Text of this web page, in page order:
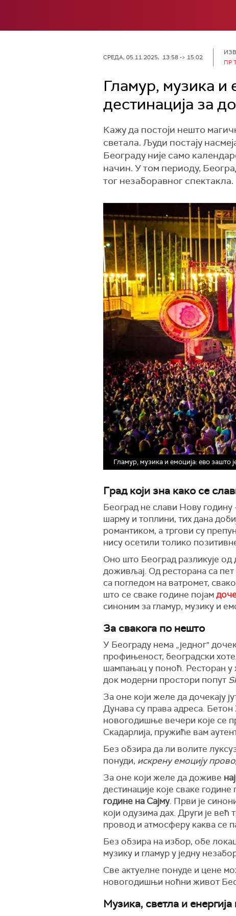
СРЕДА, 05.11.2025, 13:58 -> 15:02
ПР
Гламур, музика и
дестинација за
Кажу да постоји нешто
светала. Људи постају
Београду није само
начин. У том периоду,
тог незаборавног спектакла.
Гламур, музика и емоција: ево зашто
Град који зна како се
Београд не слави Нову
шарму и топлини, тих дана
романтиком, а тргови су
нису осетили толико
Оно што Београд разликује од
доживљај. Од ресторана са пет
са погледом на ватромет,
што се сваке године појам
синоним за гламур, музику и
За свакога по нешто
У Београду нема „једног"
профињеност, београдски
шампањац у поноћ. Ресторан у
док модерни простори попут
За оне који желе да дочекају
Дунава су права адреса. Бетон
новогодишње вечери које се
Скадарлија, пружиће вам
Без обзира да ли волите
понуди, искрену емоцију
За оне који желе да доживе
дестинације које сваке
године на Сајму. Први је
који одузима дах. Други је
провод и атмосферу каква се
Без обзира на избор, обе
музику и гламур у једну
Све актуелне понуде и цене
новогодишњи ноћни живот
Музика, светла и енергија